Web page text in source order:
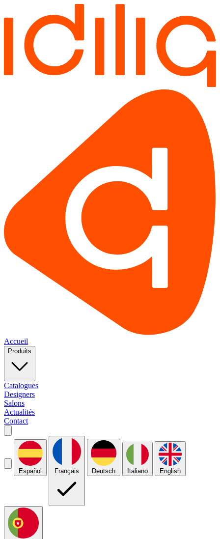
Accueil
Produits
Catalogues
Designers
Salons
Actualités
Contact
Español Français Deutsch Italiano English